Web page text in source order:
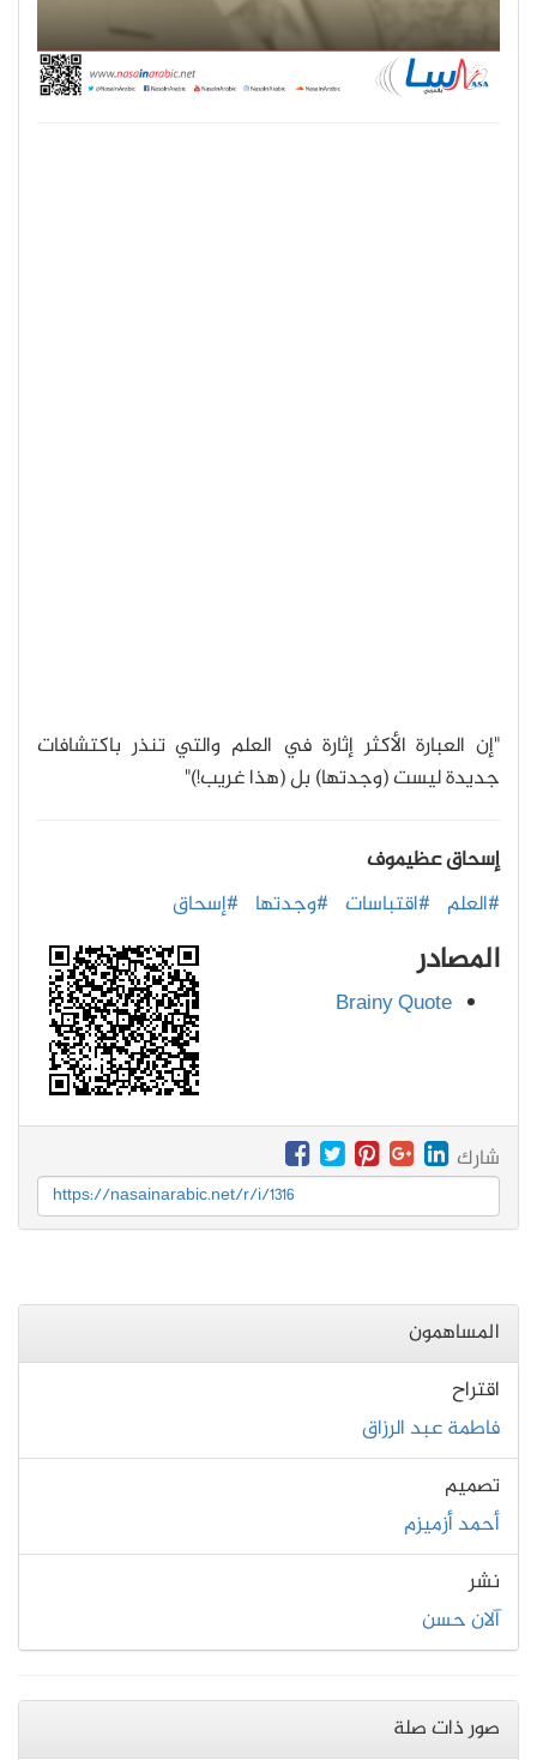
"إن العبارة الأكثر إثارة في العلم والتي تنذر باكتشافات
جديدة ليست (وجدتها) بل (هذا غريب!)"
إسحاق عظيموف
#العلم #اقتباسات #وجدتها #إسحاق
المصادر
Brainy Quote
شارك
https://nasainarabic.net/r/i/1316
المساهمون
اقتراح
فاطمة عبد الرزاق
تصميم
أحمد أزميزم
نشر
آلان حسن
صور ذات صلة